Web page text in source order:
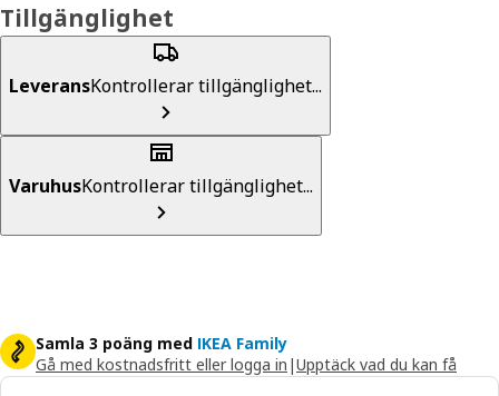
Tillgänglighet
LeveransKontrollerar tillgänglighet...
VaruhusKontrollerar tillgänglighet...
Samla 3 poäng med IKEA Family
Gå med kostnadsfritt eller logga in |Upptäck vad du kan få